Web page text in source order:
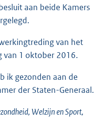
aan beide Kamers
van het
van 1 oktober 2016.
ik gezonden aan de
der Staten-Generaal.
Welzijn en Sport,